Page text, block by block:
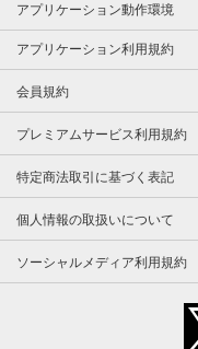
アプリケーション動作環境
アプリケーション利用規約
会員規約
プレミアムサービス利用規約
特定商法取引に基づく表記
個人情報の取扱いについて
ソーシャルメディア利用規約